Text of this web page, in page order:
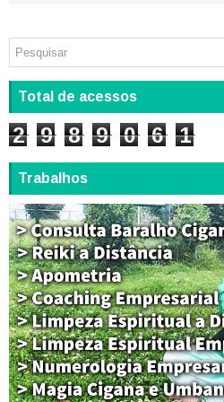
Total de acessos
2 9 8 9 0 6 1
Trabalhos